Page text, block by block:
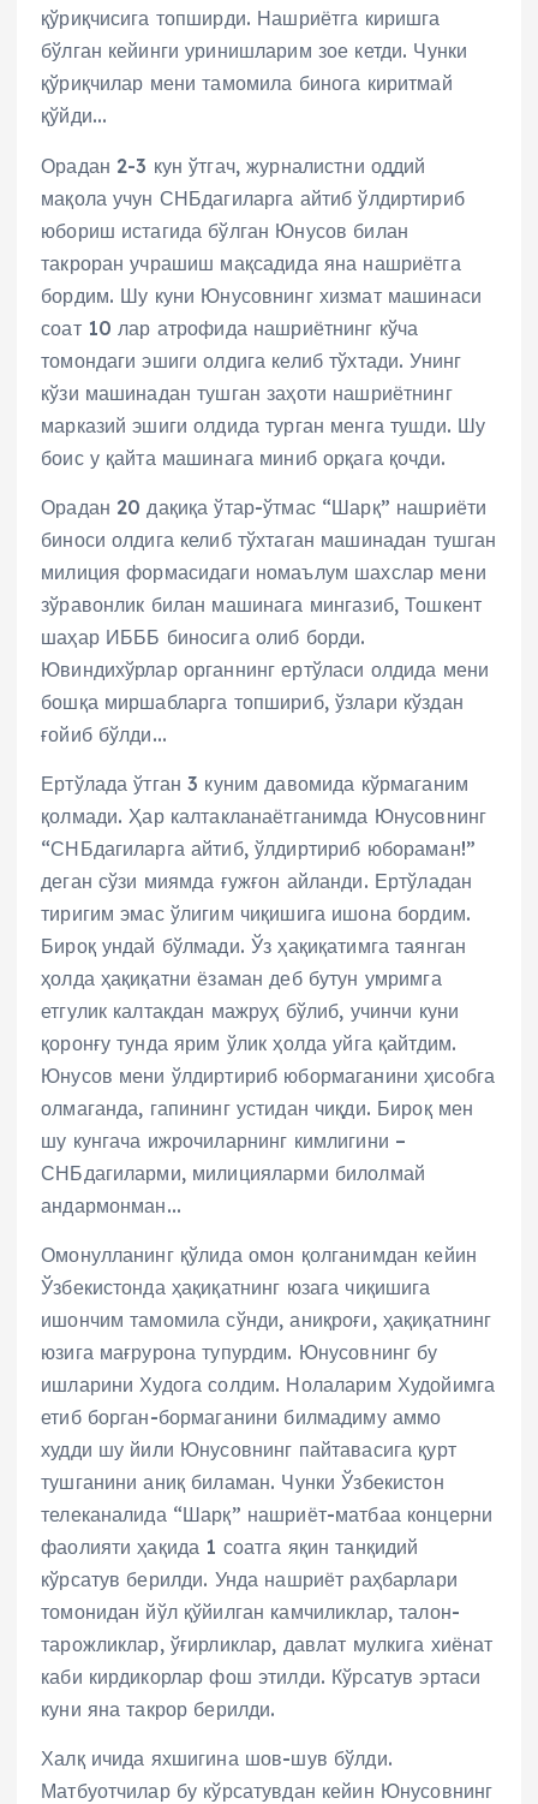
қўриқчисига топширди. Нашриётга киришга
бўлган кейинги уринишларим зое кетди. Чунки
қўриқчилар мени тамомила бинога киритмай
қўйди…
Орадан 2-3 кун ўтгач, журналистни оддий
мақола учун СНБдагиларга айтиб ўлдиртириб
юбориш истагида бўлган Юнусов билан
такроран учрашиш мақсадида яна нашриётга
бордим. Шу куни Юнусовнинг хизмат машинаси
соат 10 лар атрофида нашриётнинг кўча
томондаги эшиги олдига келиб тўхтади. Унинг
кўзи машинадан тушган заҳоти нашриётнинг
марказий эшиги олдида турган менга тушди. Шу
боис у қайта машинага миниб орқага қочди.
Орадан 20 дақиқа ўтар-ўтмас “Шарқ” нашриёти
биноси олдига келиб тўхтаган машинадан тушган
милиция формасидаги номаълум шахслар мени
зўравонлик билан машинага мингазиб, Тошкент
шаҳар ИБББ биносига олиб борди.
Ювиндихўрлар органнинг ертўласи олдида мени
бошқа миршабларга топшириб, ўзлари кўздан
ғойиб бўлди…
Ертўлада ўтган 3 куним давомида кўрмаганим
қолмади. Ҳар калтакланаётганимда Юнусовнинг
“СНБдагиларга айтиб, ўлдиртириб юбораман!”
деган сўзи миямда ғужғон айланди. Ертўладан
тиригим эмас ўлигим чиқишига ишона бордим.
Бироқ ундай бўлмади. Ўз ҳақиқатимга таянган
ҳолда ҳақиқатни ёзаман деб бутун умримга
етгулик калтакдан мажруҳ бўлиб, учинчи куни
қоронғу тунда ярим ўлик ҳолда уйга қайтдим.
Юнусов мени ўлдиртириб юбормаганини ҳисобга
олмаганда, гапининг устидан чиқди. Бироқ мен
шу кунгача ижрочиларнинг кимлигини –
СНБдагиларми, милицияларми билолмай
андармонман…
Омонулланинг қўлида омон қолганимдан кейин
Ўзбекистонда ҳақиқатнинг юзага чиқишига
ишончим тамомила сўнди, аниқроғи, ҳақиқатнинг
юзига мағрурона тупурдим. Юнусовнинг бу
ишларини Худога солдим. Нолаларим Худойимга
етиб борган-бормаганини билмадиму аммо
худди шу йили Юнусовнинг пайтавасига қурт
тушганини аниқ биламан. Чунки Ўзбекистон
телеканалида “Шарқ” нашриёт-матбаа концерни
фаолияти ҳақида 1 соатга яқин танқидий
кўрсатув берилди. Унда нашриёт раҳбарлари
томонидан йўл қўйилган камчиликлар, талон-
тарожликлар, ўғирликлар, давлат мулкига хиёнат
каби кирдикорлар фош этилди. Кўрсатув эртаси
куни яна такрор берилди.
Халқ ичида яхшигина шов-шув бўлди.
Матбуотчилар бу кўрсатувдан кейин Юнусовнинг